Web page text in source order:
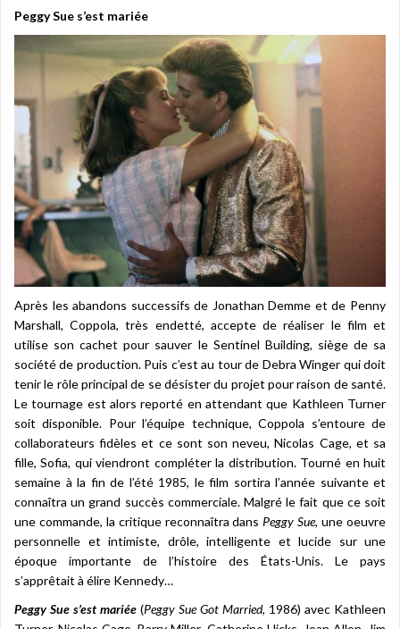
Peggy Sue s’est mariée
Après les abandons successifs de Jonathan Demme et de Penny
Marshall, Coppola, très endetté, accepte de réaliser le film et
utilise son cachet pour sauver le Sentinel Building, siège de sa
société de production. Puis c’est au tour de Debra Winger qui doit
tenir le rôle principal de se désister du projet pour raison de santé.
Le tournage est alors reporté en attendant que Kathleen Turner
soit disponible. Pour l’équipe technique, Coppola s’entoure de
collaborateurs fidèles et ce sont son neveu, Nicolas Cage, et sa
fille, Sofia, qui viendront compléter la distribution. Tourné en huit
semaine à la fin de l’été 1985, le film sortira l’année suivante et
connaîtra un grand succès commerciale. Malgré le fait que ce soit
une commande, la critique reconnaîtra dans Peggy Sue, une oeuvre
personnelle et intimiste, drôle, intelligente et lucide sur une
époque importante de l’histoire des États-Unis. Le pays
s’apprêtait à élire Kennedy…
Peggy Sue s’est mariée (Peggy Sue Got Married, 1986) avec Kathleen